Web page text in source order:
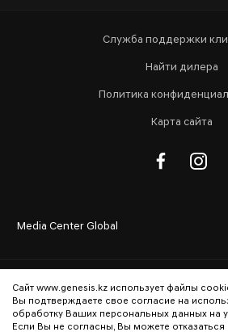
Служба поддержки
Найти дилера
Политика
Карта сайта
Media Center Global
© Copyright 2026 Genesis Auto
Сайт www.genesis.kz использует файлы
Вы подтверждаете свое согласие на
обработку Ваших персональных данных на
Если Вы не согласны, Вы можете